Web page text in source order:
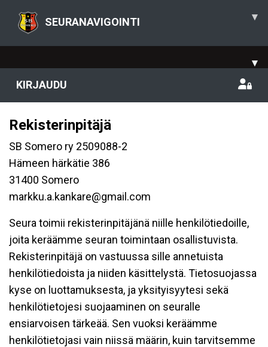
SEURANAVIGOINTI ▾
▾
KIRJAUDU
Rekisterinpitäjä
SB Somero ry 2509088-2
Hämeen härkätie 386
31400 Somero
markku.a.kankare@gmail.com
Seura toimii rekisterinpitäjänä niille henkilötiedoille,
joita keräämme seuran toimintaan osallistuvista.
Rekisterinpitäjä on vastuussa sille annetuista
henkilötiedoista ja niiden käsittelystä. Tietosuojassa
kyse on luottamuksesta, ja yksityisyytesi sekä
henkilötietojesi suojaaminen on seuralle
ensiarvoisen tärkeää. Sen vuoksi keräämme
henkilötietojasi vain niissä määrin, kuin tarvitsemme